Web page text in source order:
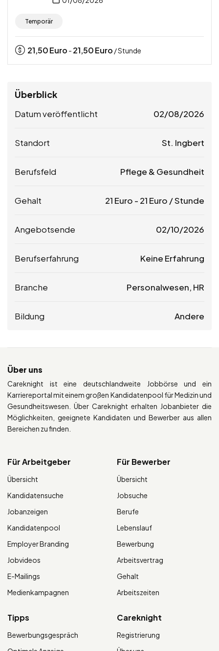
Temporär
21,50Euro - 21,50Euro / Stunde
Überblick
Datum veröffentlicht 02/08/2026
Standort St. Ingbert
Berufsfeld Pflege & Gesundheit
Gehalt 21 Euro - 21 Euro / Stunde
Angebotsende 02/10/2026
Berufserfahrung Keine Erfahrung
Branche Personalwesen, HR
Bildung Andere
Über uns
Careknight ist eine deutschlandweite Jobbörse und ein
Karriereportal mit einem großen Kandidatenpool für Medizin und
Gesundheitswesen. Über Careknight erhalten Jobanbieter die
Möglichkeiten, geeignete Kandidaten und Bewerber aus allen
Bereichen zu finden.
Für Arbeitgeber
Übersicht
Kandidatensuche
Jobanzeigen
Kandidatenpool
Employer Branding
Jobvideos
E-Mailings
Medienkampagnen
Für Bewerber
Übersicht
Jobsuche
Berufe
Lebenslauf
Bewerbung
Arbeitsvertrag
Gehalt
Arbeitszeiten
Tipps
Bewerbungsgespräch
Careknight
Registrierung